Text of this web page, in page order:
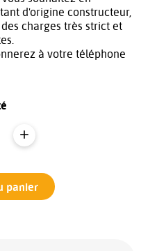
d'origine constructeur,
charges très strict et
à votre téléphone
panier